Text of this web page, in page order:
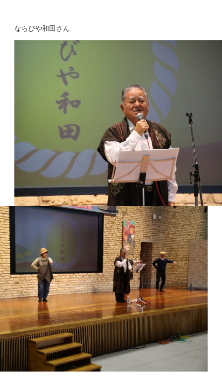
ならびや和田さん